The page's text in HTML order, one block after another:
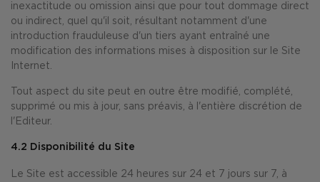
inexactitude ou omission ainsi que pour tout dommage direct
ou indirect, quel qu'il soit, résultant notamment d'une
introduction frauduleuse d'un tiers ayant entraîné une
modification des informations mises à disposition sur le Site
Internet.
Tout aspect du site peut en outre être modifié, complété,
supprimé ou mis à jour, sans préavis, à l'entière discrétion de
l'Editeur.
4.2 Disponibilité du Site
Le Site est accessible 24 heures sur 24 et 7 jours sur 7, à